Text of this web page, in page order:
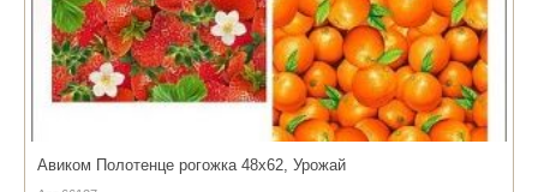
Авиком Полотенце рогожка 48х62, Урожай